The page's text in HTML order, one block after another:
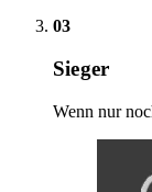
03
Sieger
Wenn nur